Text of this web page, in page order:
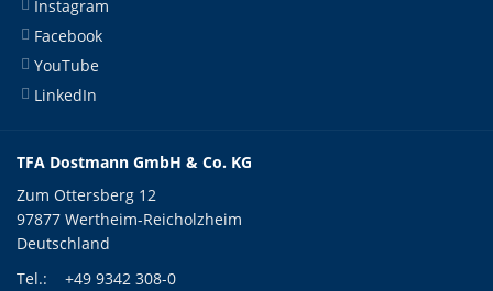
Instagram
Facebook
YouTube
LinkedIn
TFA Dostmann GmbH & Co. KG
Zum Ottersberg 12
97877 Wertheim-Reicholzheim
Deutschland
Tel.:
+49 9342 308-0